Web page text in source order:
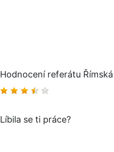
Hodnocení referátu
Líbila se ti práce?